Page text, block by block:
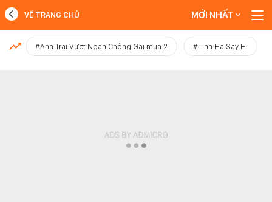
MỚI NHẤT
VỀ TRANG CHỦ MỚI NHẤT
#Anh Trai Vượt Ngàn Chông Gai mùa 2 #Tinh Hà Say Hi